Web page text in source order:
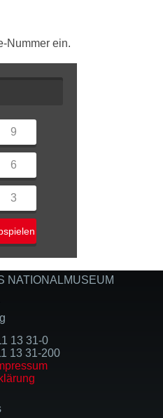
Nummer ein.
9
6
3
NATIONALMUSEUM
13 31-0
13 31-200